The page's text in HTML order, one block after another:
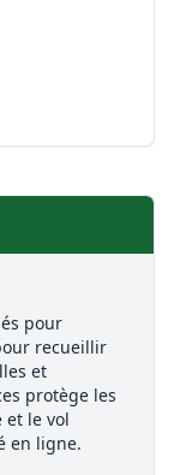
pour
recueillir
et
protège les
le vol
en ligne.